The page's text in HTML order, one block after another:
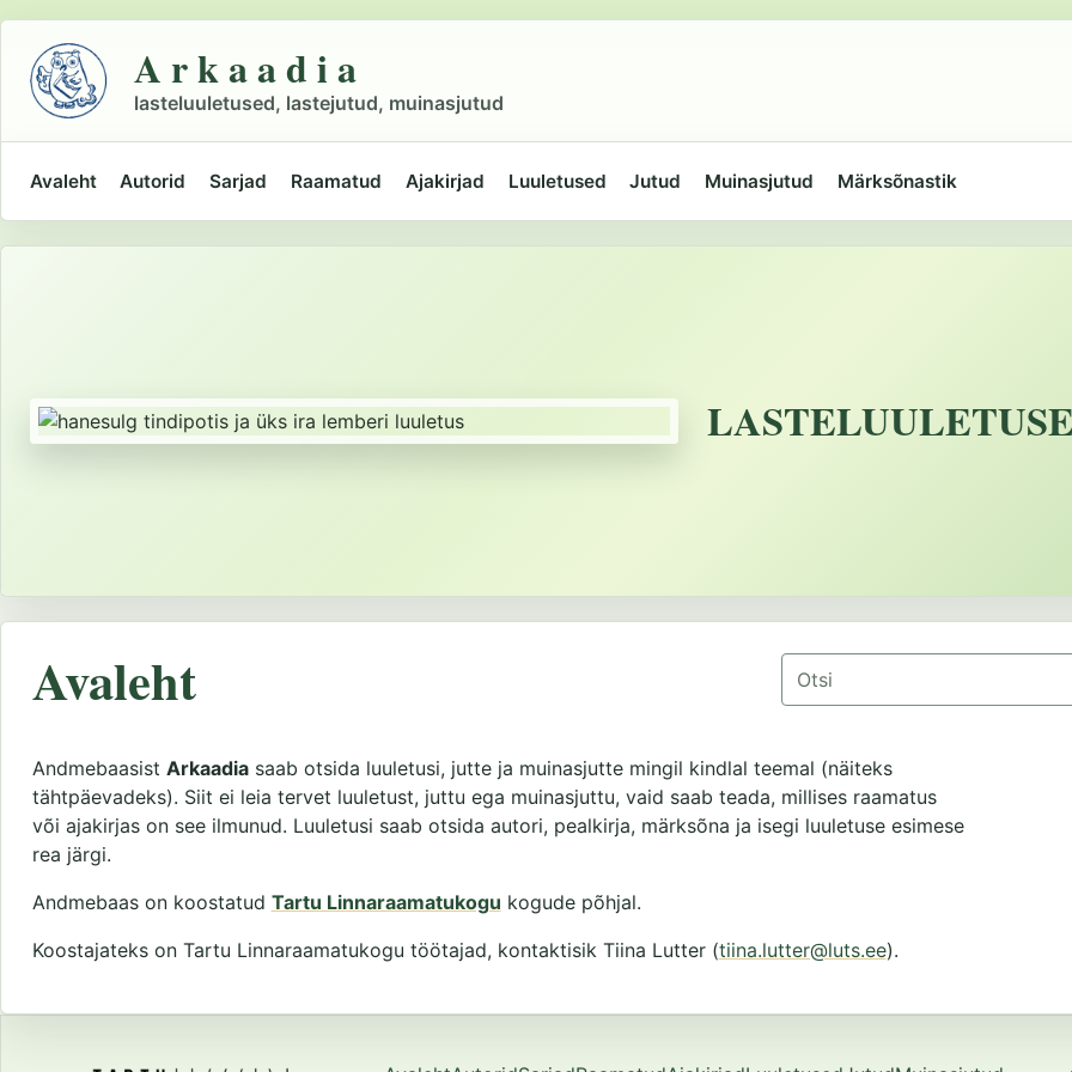
Liigu
põhisisu
juurde
A r k a a d i a
lasteluuletused, lastejutud, muinasjutud
Peamine
navigatsioon
Avaleht Autorid Sarjad Raamatud Ajakirjad Luuletused Jutud Muinasjutud Märksõnastik
Avaleht Otsing
Andmebaasist Arkaadiasaab otsida luuletusi, jutte ja muinasjutte mingil kindlal teemal (näiteks
tähtpäevadeks). Siit ei leia tervet luuletust, juttu ega muinasjuttu, vaid saab teada, millises raamatus
või ajakirjas on see ilmunud. Luuletusi saab otsida autori, pealkirja, märksõna ja isegi luuletuse esimese
rea järgi.
Andmebaas on koostatud Tartu Linnaraamatukogu kogude põhjal.
Koostajateks on Tartu Linnaraamatukogu töötajad, kontaktisik Tiina Lutter (tiina.lutter@luts.ee).